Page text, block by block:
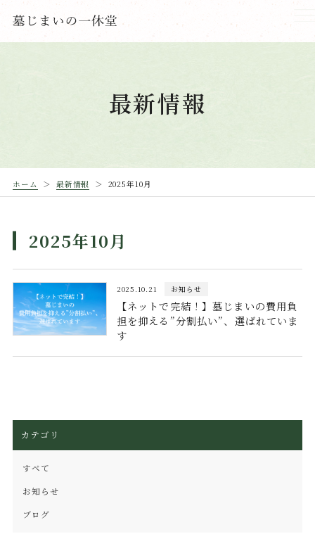
最新情報
ホーム 最新情報 2025年10月
2025年10月
2025.10.21 お知らせ
【ネットで完結！】墓じまいの費用負
担を抑える”分割払い”、選ばれていま
す
カテゴリ
すべて
お知らせ
ブログ